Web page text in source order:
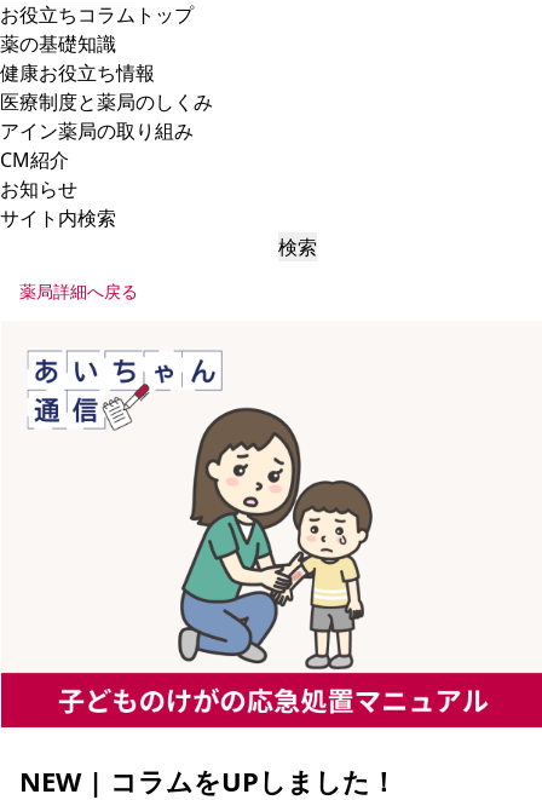
お役立ちコラムトップ
薬の基礎知識
健康お役立ち情報
医療制度と薬局のしくみ
アイン薬局の取り組み
CM紹介
お知らせ
サイト内検索
検索
薬局詳細へ戻る
NEW | コラムをUPしました！